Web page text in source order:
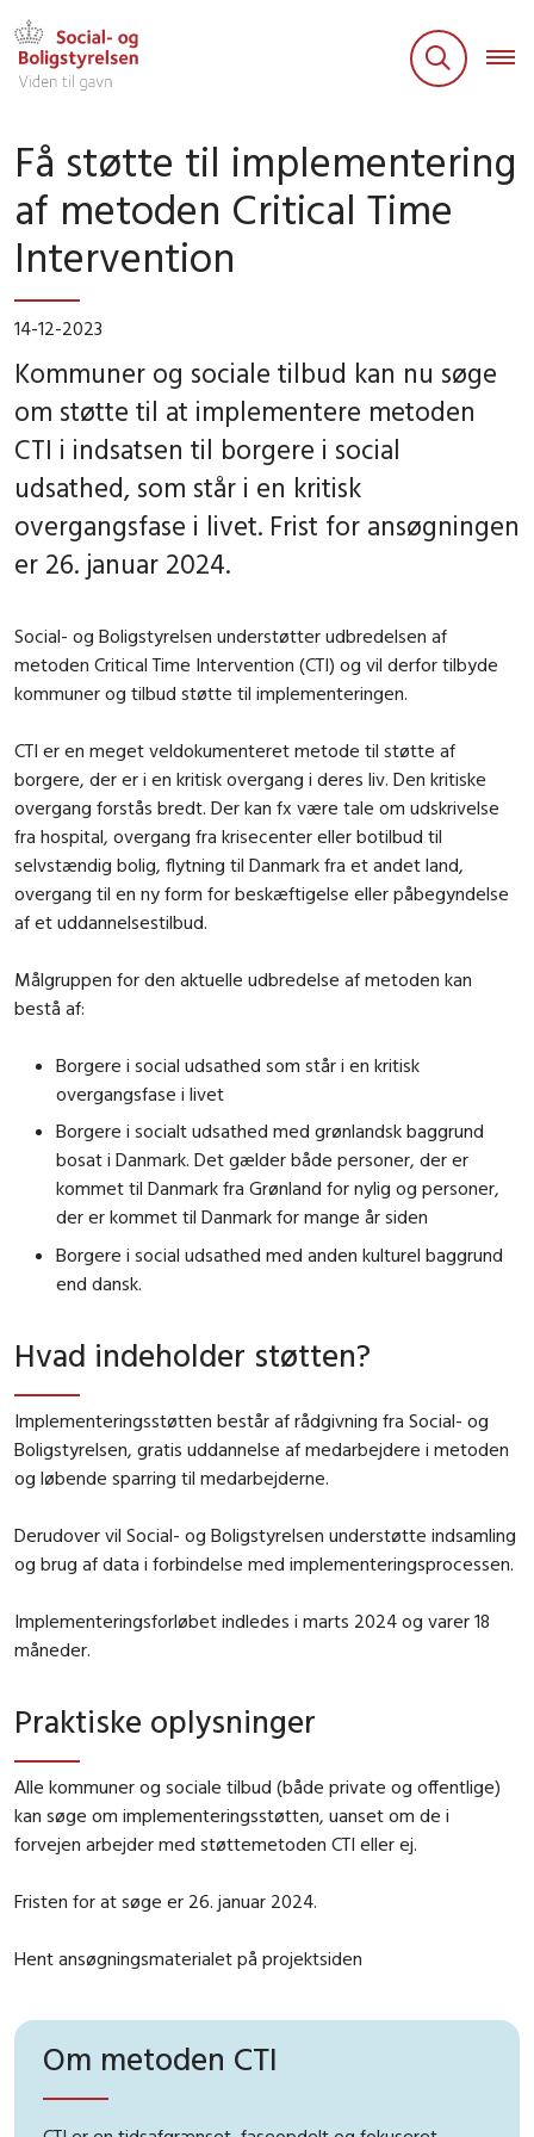
Få støtte til implementering
af metoden Critical Time
Intervention
14-12-2023
Kommuner og sociale tilbud kan nu søge
om støtte til at implementere metoden
CTI i indsatsen til borgere i social
udsathed, som står i en kritisk
overgangsfase i livet. Frist for ansøgningen
er 26. januar 2024.
Social- og Boligstyrelsen understøtter udbredelsen af
metoden Critical Time Intervention (CTI) og vil derfor tilbyde
kommuner og tilbud støtte til implementeringen.
CTI er en meget veldokumenteret metode til støtte af
borgere, der er i en kritisk overgang i deres liv. Den kritiske
overgang forstås bredt. Der kan fx være tale om udskrivelse
fra hospital, overgang fra krisecenter eller botilbud til
selvstændig bolig, flytning til Danmark fra et andet land,
overgang til en ny form for beskæftigelse eller påbegyndelse
af et uddannelsestilbud.
Målgruppen for den aktuelle udbredelse af metoden kan
bestå af:
Borgere i social udsathed som står i en kritisk
overgangsfase i livet
Borgere i socialt udsathed med grønlandsk baggrund
bosat i Danmark. Det gælder både personer, der er
kommet til Danmark fra Grønland for nylig og personer,
der er kommet til Danmark for mange år siden
Borgere i social udsathed med anden kulturel baggrund
end dansk.
Hvad indeholder støtten?
Implementeringsstøtten består af rådgivning fra Social- og
Boligstyrelsen, gratis uddannelse af medarbejdere i metoden
og løbende sparring til medarbejderne.
Derudover vil Social- og Boligstyrelsen understøtte indsamling
og brug af data i forbindelse med implementeringsprocessen.
Implementeringsforløbet indledes i marts 2024 og varer 18
måneder.
Praktiske oplysninger
Alle kommuner og sociale tilbud (både private og offentlige)
kan søge om implementeringsstøtten, uanset om de i
forvejen arbejder med støttemetoden CTI eller ej.
Fristen for at søge er 26. januar 2024.
Hent ansøgningsmaterialet på projektsiden
Om metoden CTI